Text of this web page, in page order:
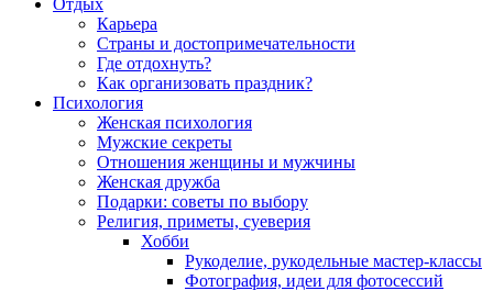
Отдых
Карьера
Страны и достопримечательности
Где отдохнуть?
Как организовать праздник?
Психология
Женская психология
Мужские секреты
Отношения женщины и мужчины
Женская дружба
Подарки: советы по выбору
Религия, приметы, суеверия
Хобби
Рукоделие, рукодельные мастер-классы
Фотография, идеи для фотосессий